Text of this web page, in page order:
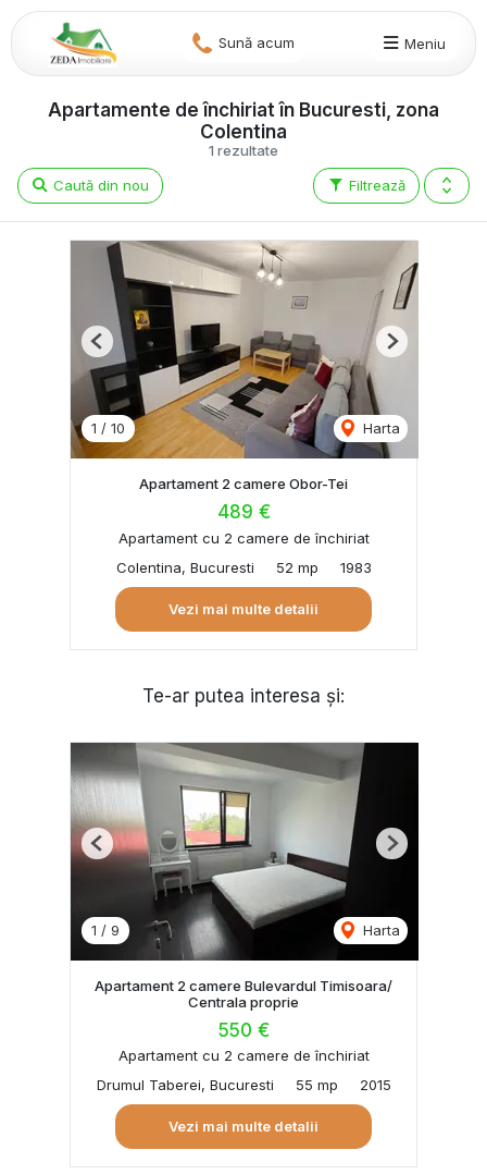
Sună acum Meniu
1 rezultate
Apartamente de închiriat în Bucuresti, zona
Colentina
Filtrează
Caută din nou
1 / 10 Harta
Previous Next
Apartament 2 camere Obor-Tei
489 €
Apartament cu 2 camere de închiriat
Colentina, Bucuresti
52 mp 1983
Vezi mai multe detalii
Te-ar putea interesa și:
1 / 9 Harta
Previous Next
Apartament 2 camere Bulevardul Timisoara/
Centrala proprie
550 €
Apartament cu 2 camere de închiriat
Drumul Taberei, Bucuresti
55 mp 2015
Vezi mai multe detalii